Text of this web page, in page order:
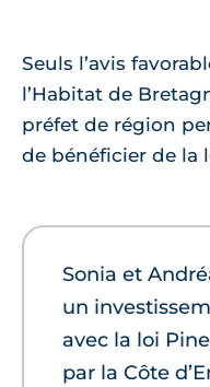
Seuls l’avis
l’Habitat de
préfet de région
de bénéficier de la
Sonia et
un
avec la loi
par la Côte